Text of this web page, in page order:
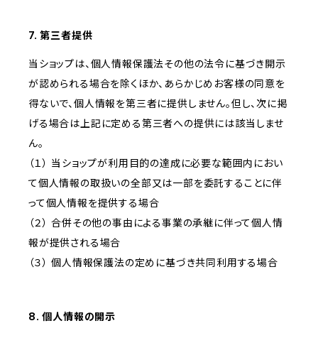
7. 第三者提供
当ショップは、個人情報保護法その他の法令に基づき開示
が認められる場合を除くほか、あらかじめお客様の同意を
得ないで、個人情報を第三者に提供しません。但し、次に掲
げる場合は上記に定める第三者への提供には該当しませ
ん。
（１） 当ショップが利用目的の達成に必要な範囲内におい
て個人情報の取扱いの全部又は一部を委託することに伴
って個人情報を提供する場合
（２） 合併その他の事由による事業の承継に伴って個人情
報が提供される場合
（３） 個人情報保護法の定めに基づき共同利用する場合
8. 個人情報の開示